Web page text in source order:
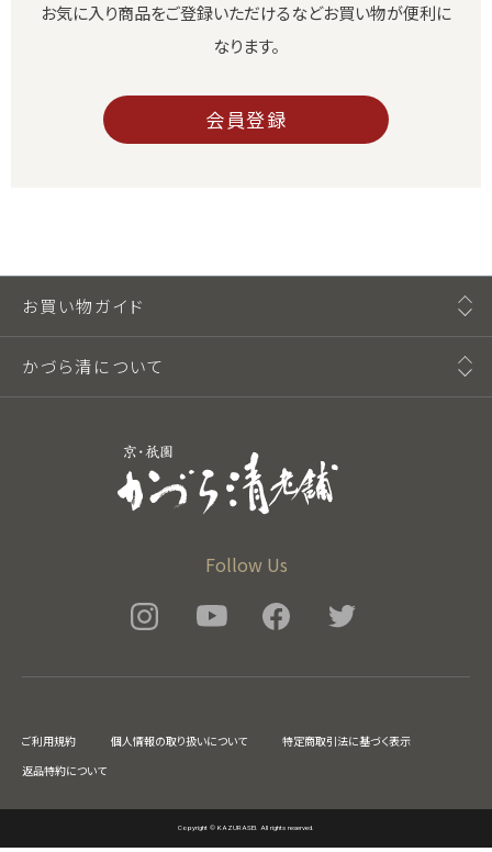
お気に入り商品をご登録いただけるなどお買い物が便利に
なります。
会員登録
Follow Us
お買い物ガイド
かづら清について
ご利用規約 個人情報の取り扱いについて
特定商取引法に基づく表示
返品特約について
Copyright © KAZURASEI. All rights reserved.